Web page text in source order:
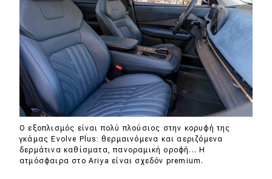
Ο εξοπλισμός είναι πολύ πλούσιος στην κορυφή της
γκάμας Evolve Plus: θερμαινόμενα και αεριζόμενα
δερμάτινα καθίσματα, πανοραμική οροφή... Η
ατμόσφαιρα στο Ariya είναι σχεδόν premium.